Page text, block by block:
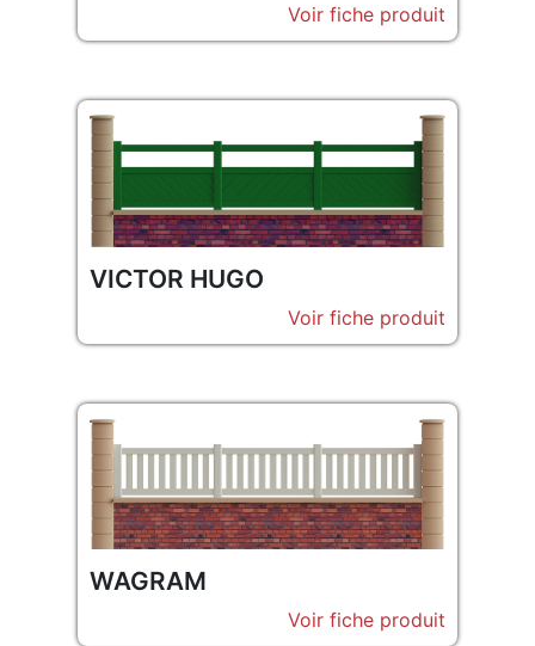
Voir fiche produit
VICTOR HUGO
Voir fiche produit
WAGRAM
Voir fiche produit